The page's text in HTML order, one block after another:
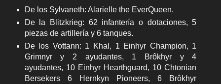
De los Sylvaneth: Alarielle the EverQueen.
De la Blitzkrieg: 62 infantería o dotaciones, 5
piezas de artillería y 6 tanques.
De los Vottann: 1 Khal, 1 Einhyr Champion, 1
Grimnyr y 2 ayudantes, 1 Brôkhyr y 4
ayudantes, 10 Einhyr Hearthguard, 10 Chtonian
Bersekers 6 Hernkyn Pioneers, 6 Brôkhyr